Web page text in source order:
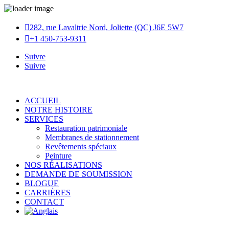
282, rue Lavaltrie Nord, Joliette (QC) J6E 5W7
+1 450-753-9311
Suivre
Suivre
ACCUEIL
NOTRE HISTOIRE
SERVICES
Restauration patrimoniale
Membranes de stationnement
Revêtements spéciaux
Peinture
NOS RÉALISATIONS
DEMANDE DE SOUMISSION
BLOGUE
CARRIÈRES
CONTACT